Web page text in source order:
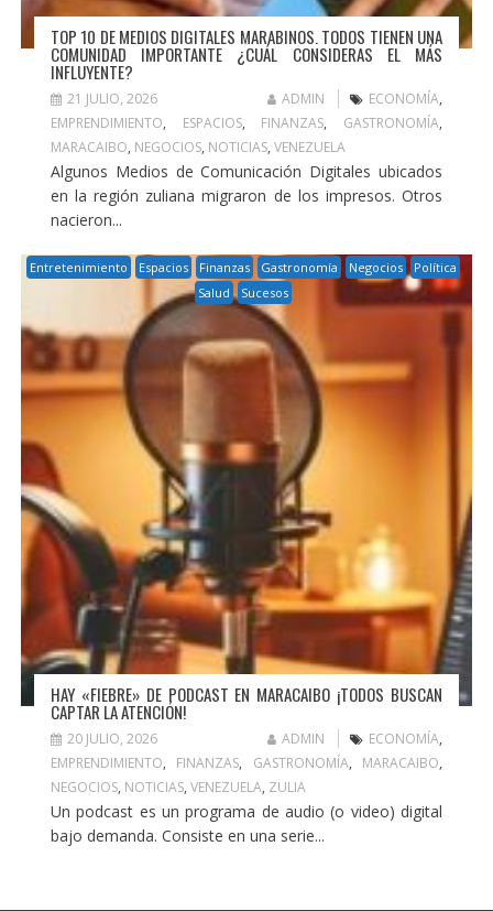
TOP 10 DE MEDIOS DIGITALES MARABINOS. TODOS TIENEN UNA
COMUNIDAD IMPORTANTE ¿CUÁL CONSIDERAS EL MÁS
INFLUYENTE?
21 JULIO, 2026 ADMIN ECONOMÍA,
EMPRENDIMIENTO, ESPACIOS, FINANZAS, GASTRONOMÍA,
MARACAIBO, NEGOCIOS, NOTICIAS, VENEZUELA
Algunos Medios de Comunicación Digitales ubicados
en la región zuliana migraron de los impresos. Otros
nacieron...
Entretenimiento Espacios Finanzas Gastronomía Negocios
Política
Salud
Sucesos
HAY «FIEBRE» DE PODCAST EN MARACAIBO ¡TODOS BUSCAN
CAPTAR LA ATENCIÓN!
20 JULIO, 2026 ADMIN ECONOMÍA,
EMPRENDIMIENTO, FINANZAS, GASTRONOMÍA, MARACAIBO,
NEGOCIOS, NOTICIAS, VENEZUELA, ZULIA
Un podcast es un programa de audio (o video) digital
bajo demanda. Consiste en una serie...